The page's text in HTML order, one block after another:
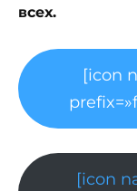
всех.
[icon
[icon